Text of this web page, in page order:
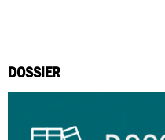
DOSSIER